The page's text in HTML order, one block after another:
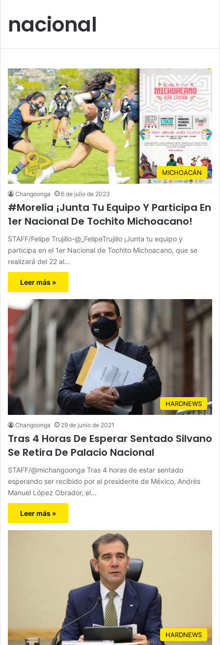
nacional
MICHOACÁN
Changoonga 6 de julio de 2023
#Morelia ¡Junta Tu Equipo Y Participa En
1er Nacional De Tochito Michoacano!
STAFF/Felipe Trujillo-@_FelipeTrujillo ¡Junta tu equipo y
participa en el 1er Nacional de Tochito Michoacano, que se
realizará del 22 al…
Leer más »
HARDNEWS
Changoonga 29 de junio de 2021
Tras 4 Horas De Esperar Sentado Silvano
Se Retira De Palacio Nacional
STAFF/@michangoonga Tras 4 horas de estar sentado
esperando ser recibido por el presidente de México, Andrés
Manuel López Obrador, el…
Leer más »
HARDNEWS